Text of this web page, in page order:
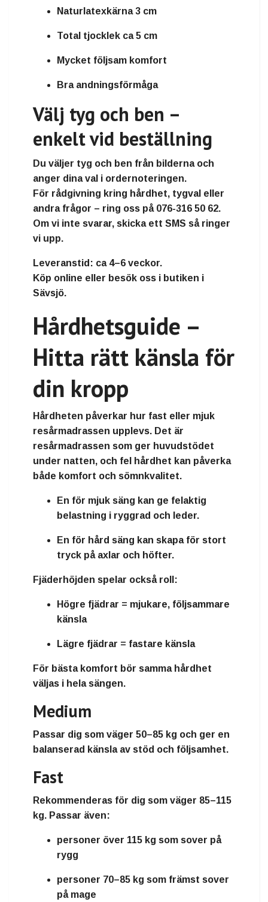
Naturlatexkärna 3 cm
Total tjocklek ca 5 cm
Mycket följsam komfort
Bra andningsförmåga
Välj tyg och ben –
enkelt vid beställning
Du väljer tyg och ben från bilderna och
anger dina val i ordernoteringen.
För rådgivning kring hårdhet, tygval eller
andra frågor – ring oss på 076-316 50 62.
Om vi inte svarar, skicka ett SMS så ringer
vi upp.
Leveranstid: ca 4–6 veckor.
Köp online eller besök oss i butiken i
Sävsjö.
Hårdhetsguide –
Hitta rätt känsla för
din kropp
Hårdheten påverkar hur fast eller mjuk
resårmadrassen upplevs. Det är
resårmadrassen som ger huvudstödet
under natten, och fel hårdhet kan påverka
både komfort och sömnkvalitet.
En för mjuk säng kan ge felaktig
belastning i ryggrad och leder.
En för hård säng kan skapa för stort
tryck på axlar och höfter.
Fjäderhöjden spelar också roll:
Högre fjädrar = mjukare, följsammare
känsla
Lägre fjädrar = fastare känsla
För bästa komfort bör samma hårdhet
väljas i hela sängen.
Medium
Passar dig som väger 50–85 kg och ger en
balanserad känsla av stöd och följsamhet.
Fast
Rekommenderas för dig som väger 85–115
kg. Passar även:
personer över 115 kg som sover på
rygg
personer 70–85 kg som främst sover
på mage